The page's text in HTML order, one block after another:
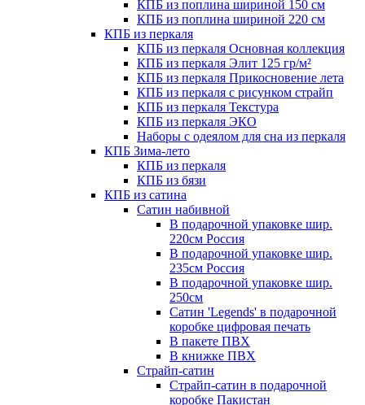
КПБ из поплина шириной 150 см
КПБ из поплина шириной 220 см
КПБ из перкаля
КПБ из перкаля Основная коллекция
КПБ из перкаля Элит 125 гр/м²
КПБ из перкаля Прикосновение лета
КПБ из перкаля с рисунком страйп
КПБ из перкаля Текстура
КПБ из перкаля ЭКО
Наборы с одеялом для сна из перкаля
КПБ Зима-лето
КПБ из перкаля
КПБ из бязи
КПБ из сатина
Сатин набивной
В подарочной упаковке шир.
220см Россия
В подарочной упаковке шир.
235см Россия
В подарочной упаковке шир.
250см
Сатин 'Legends' в подарочной
коробке цифровая печать
В пакете ПВХ
В книжке ПВХ
Страйп-сатин
Страйп-сатин в подарочной
коробке Пакистан